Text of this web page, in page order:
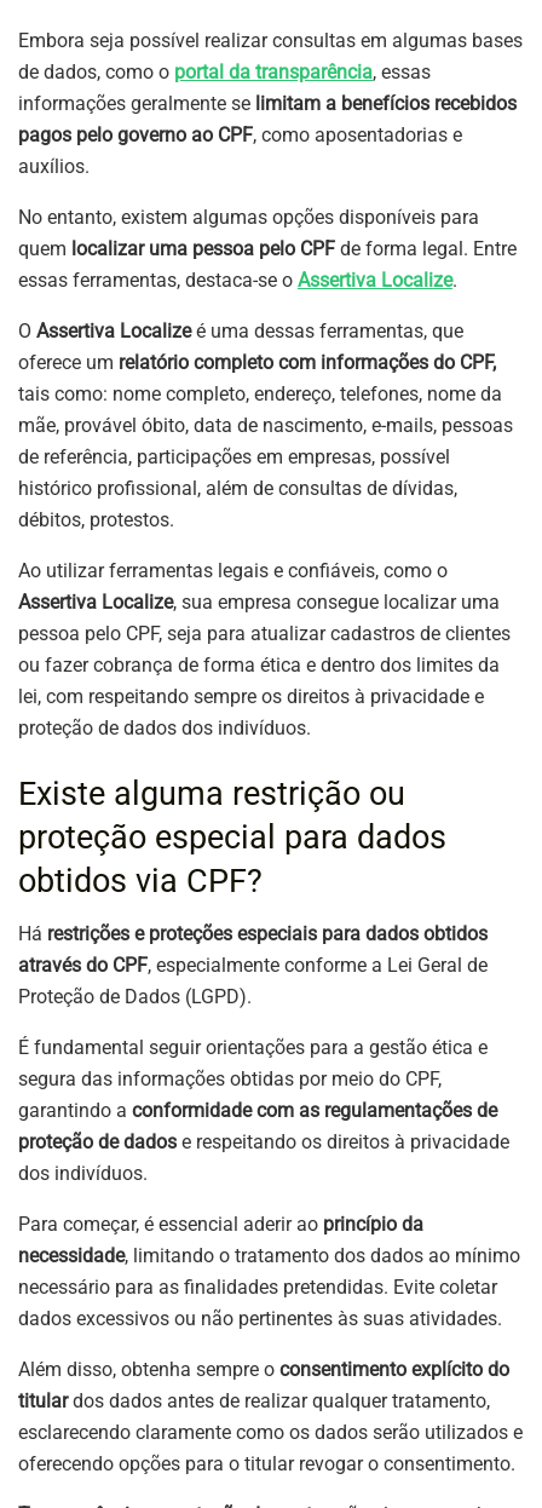
Embora seja possível realizar consultas em algumas bases
de dados, como o portal da transparência, essas
informações geralmente se limitam a benefícios recebidos
pagos pelo governo ao CPF, como aposentadorias e
auxílios.
No entanto, existem algumas opções disponíveis para
quem localizar uma pessoa pelo CPF de forma legal. Entre
essas ferramentas, destaca-se o Assertiva Localize.
O Assertiva Localizeé uma dessas ferramentas, que
oferece um relatório completo com informações do CPF,
tais como: nome completo, endereço, telefones, nome da
mãe, provável óbito, data de nascimento, e-mails, pessoas
de referência, participações em empresas, possível
histórico profissional, além de consultas de dívidas,
débitos, protestos.
Ao utilizar ferramentas legais e confiáveis, como o
Assertiva Localize, sua empresa consegue localizar uma
pessoa pelo CPF, seja para atualizar cadastros de clientes
ou fazer cobrança de forma ética e dentro dos limites da
lei, com respeitando sempre os direitos à privacidade e
proteção de dados dos indivíduos.
Existe alguma restrição ou
proteção especial para dados
obtidos via CPF?
Há restrições e proteções especiais para dados obtidos
através do CPF, especialmente conforme a Lei Geral de
Proteção de Dados (LGPD).
É fundamental seguir orientações para a gestão ética e
segura das informações obtidas por meio do CPF,
garantindo a conformidade com as regulamentações de
proteção de dados e respeitando os direitos à privacidade
dos indivíduos.
Para começar, é essencial aderir ao princípio da
necessidade, limitando o tratamento dos dados ao mínimo
necessário para as finalidades pretendidas. Evite coletar
dados excessivos ou não pertinentes às suas atividades.
Além disso, obtenha sempre o consentimento explícito do
titulardos dados antes de realizar qualquer tratamento,
esclarecendo claramente como os dados serão utilizados e
oferecendo opções para o titular revogar o consentimento.